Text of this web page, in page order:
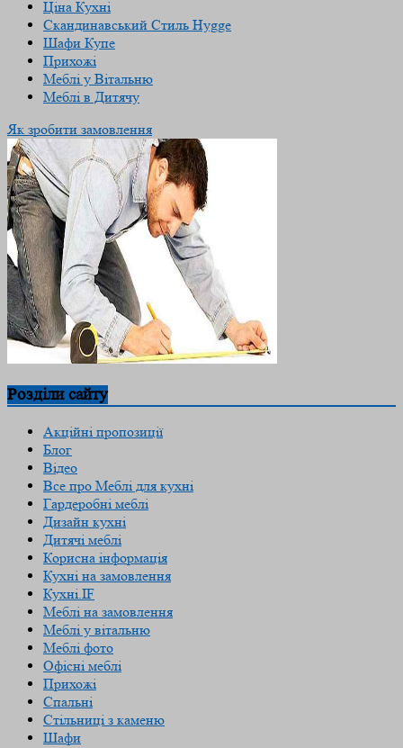
Ціна Кухні
Скандинавський Cтиль Hygge
Шафи Купе
Прихожі
Меблі у Вітальню
Меблі в Дитячу
Як зробити замовлення
Розділи сайту
Акційні пропозиції
Блог
Відео
Все про Меблі для кухні
Гардеробні меблі
Дизайн кухні
Дитячі меблі
Корисна інформація
Кухні на замовлення
Кухні.IF
Меблі на замовлення
Меблі у вітальню
Меблі фото
Офісні меблі
Прихожі
Спальні
Стільниці з каменю
Шафи